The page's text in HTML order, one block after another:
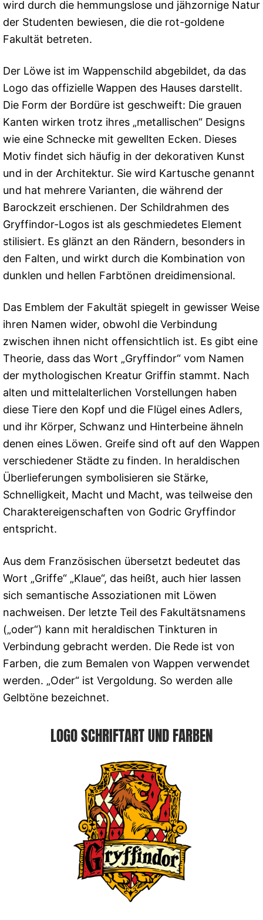
wird durch die hemmungslose und jähzornige Natur
der Studenten bewiesen, die die rot-goldene
Fakultät betreten.
Der Löwe ist im Wappenschild abgebildet, da das
Logo das offizielle Wappen des Hauses darstellt.
Die Form der Bordüre ist geschweift: Die grauen
Kanten wirken trotz ihres „metallischen“ Designs
wie eine Schnecke mit gewellten Ecken. Dieses
Motiv findet sich häufig in der dekorativen Kunst
und in der Architektur. Sie wird Kartusche genannt
und hat mehrere Varianten, die während der
Barockzeit erschienen. Der Schildrahmen des
Gryffindor-Logos ist als geschmiedetes Element
stilisiert. Es glänzt an den Rändern, besonders in
den Falten, und wirkt durch die Kombination von
dunklen und hellen Farbtönen dreidimensional.
Das Emblem der Fakultät spiegelt in gewisser Weise
ihren Namen wider, obwohl die Verbindung
zwischen ihnen nicht offensichtlich ist. Es gibt eine
Theorie, dass das Wort „Gryffindor“ vom Namen
der mythologischen Kreatur Griffin stammt. Nach
alten und mittelalterlichen Vorstellungen haben
diese Tiere den Kopf und die Flügel eines Adlers,
und ihr Körper, Schwanz und Hinterbeine ähneln
denen eines Löwen. Greife sind oft auf den Wappen
verschiedener Städte zu finden. In heraldischen
Überlieferungen symbolisieren sie Stärke,
Schnelligkeit, Macht und Macht, was teilweise den
Charaktereigenschaften von Godric Gryffindor
entspricht.
Aus dem Französischen übersetzt bedeutet das
Wort „Griffe“ „Klaue“, das heißt, auch hier lassen
sich semantische Assoziationen mit Löwen
nachweisen. Der letzte Teil des Fakultätsnamens
(„oder“) kann mit heraldischen Tinkturen in
Verbindung gebracht werden. Die Rede ist von
Farben, die zum Bemalen von Wappen verwendet
werden. „Oder“ ist Vergoldung. So werden alle
Gelbtöne bezeichnet.
LOGO SCHRIFTART UND FARBEN